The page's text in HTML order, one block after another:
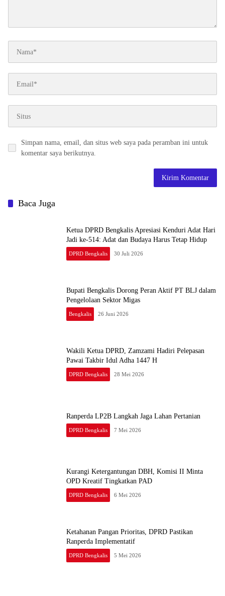
Simpan nama, email, dan situs web saya pada peramban ini untuk
komentar saya berikutnya.
Baca Juga
Ketua DPRD Bengkalis Apresiasi Kenduri Adat Hari
Jadi ke-514: Adat dan Budaya Harus Tetap Hidup
DPRD Bengkalis 30 Juli 2026
Bupati Bengkalis Dorong Peran Aktif PT BLJ dalam
Pengelolaan Sektor Migas
Bengkalis 26 Juni 2026
Wakili Ketua DPRD, Zamzami Hadiri Pelepasan
Pawai Takbir Idul Adha 1447 H
DPRD Bengkalis 28 Mei 2026
Ranperda LP2B Langkah Jaga Lahan Pertanian
DPRD Bengkalis 7 Mei 2026
Kurangi Ketergantungan DBH, Komisi II Minta
OPD Kreatif Tingkatkan PAD
DPRD Bengkalis 6 Mei 2026
Ketahanan Pangan Prioritas, DPRD Pastikan
Ranperda Implementatif
DPRD Bengkalis 5 Mei 2026